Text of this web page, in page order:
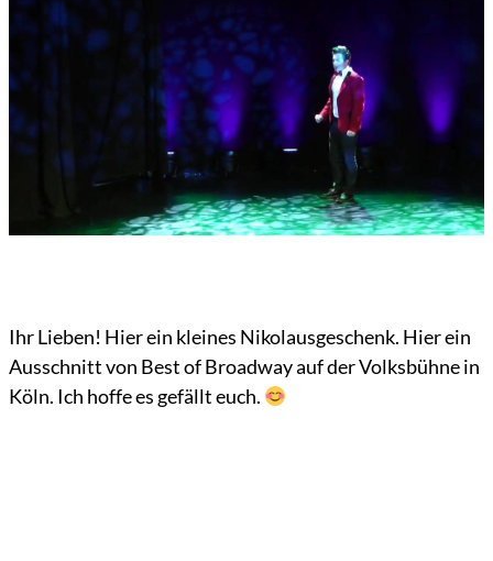
Ihr Lieben! Hier ein kleines Nikolausgeschenk. Hier ein
Ausschnitt von Best of Broadway auf der Volksbühne in
Köln. Ich hoffe es gefällt euch.